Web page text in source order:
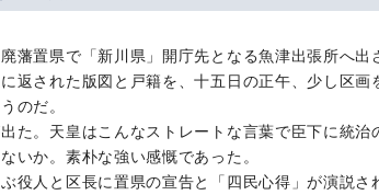
藩置県で「新川県」開庁先となる魚津出張所へ出
返された版図と戸籍を、十五日の正午、少し区画
のだ。
た。天皇はこんなストレートな言葉で臣下に統治
いか。素朴な強い感慨であった。
役人と区長に置県の宣告と「四民心得」が演説さ